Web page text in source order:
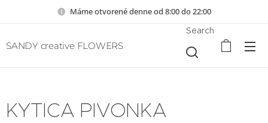
Máme otvorené denne od 8:00 do 22:00
SANDY creative FLOWERS
Search
KYTICA PIVONKA